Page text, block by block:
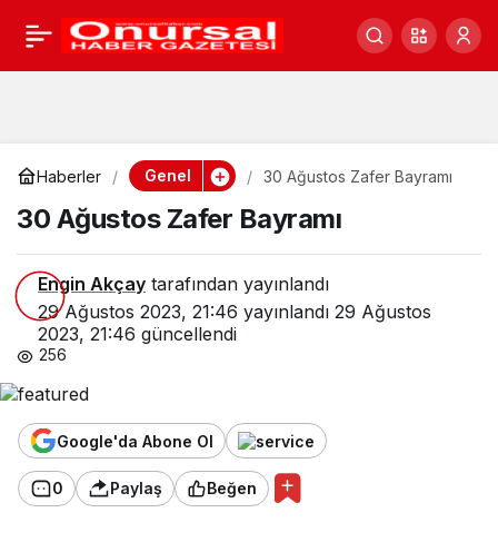
Haberler Genel 30 Ağustos Zafer Bayramı
30 Ağustos Zafer Bayramı
Engin Akçay tarafından yayınlandı
29 Ağustos 2023, 21:46 yayınlandı 29 Ağustos
2023, 21:46 güncellendi
256
Google'da Abone Ol
0 Paylaş Beğen
30 Ağustos Zafer 0